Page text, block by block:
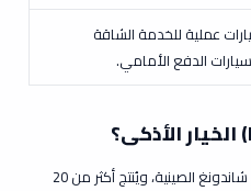
عملية للخدمة الشاقة
الدفع الأمامي.
يقع في مقاطعة شاندونغ الصينية، ويُنتج أكثر من 20